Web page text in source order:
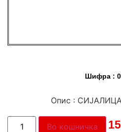
Шифра :
Опис :
Цена:
Во кошничка